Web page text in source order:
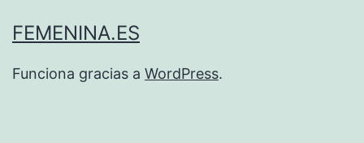
FEMENINA.ES
Funciona gracias a WordPress.